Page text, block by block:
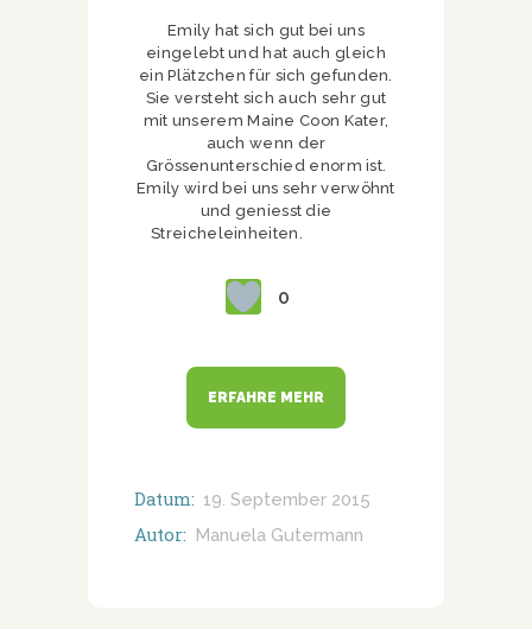
Emily hat sich gut bei uns
eingelebt und hat auch gleich
ein Plätzchen für sich gefunden.
Sie versteht sich auch sehr gut
mit unserem Maine Coon Kater,
auch wenn der
Grössenunterschied enorm ist.
Emily wird bei uns sehr verwöhnt
und geniesst die
Streicheleinheiten.
0
ERFAHRE MEHR
Datum: 19. September 2015
Autor: Manuela Gutermann